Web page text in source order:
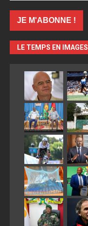
LE TEMPS EN IMAGES